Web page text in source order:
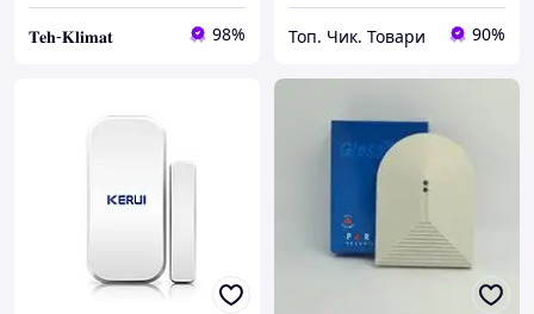
𝐓𝐞𝐡-𝐊𝐥𝐢𝐦𝐚𝐭 98% Топ. Чик. Товари 90%